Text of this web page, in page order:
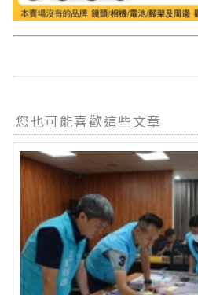
您也可能喜歡這些文章